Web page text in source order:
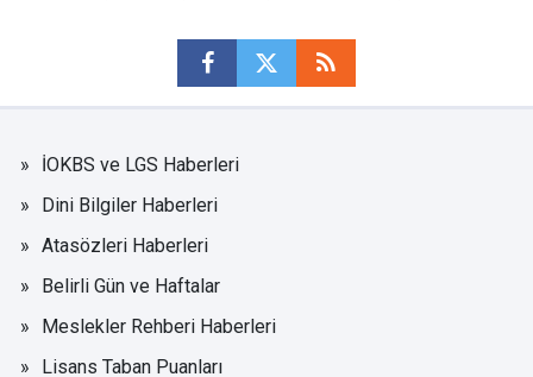
İOKBS ve LGS Haberleri
Dini Bilgiler Haberleri
Atasözleri Haberleri
Belirli Gün ve Haftalar
Meslekler Rehberi Haberleri
Lisans Taban Puanları